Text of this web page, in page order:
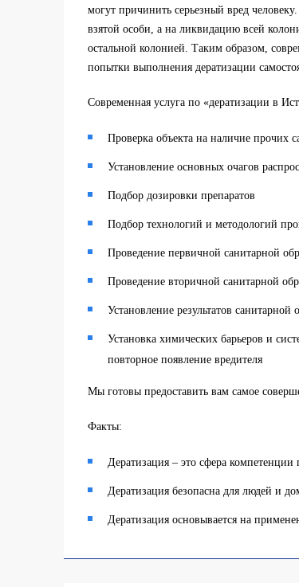
могут причинить серьезный вред
взятой особи, а на ликвидацию всей
остальной колонией. Таким образом,
попытки выполнения дератизации
Современная услуга по «дератизации в
Проверка объекта на наличие прочих
Установление основных очагов
Подбор дозировки препаратов
Подбор технологий и методологий
Проведение первичной санитарной
Проведение вторичной санитарной
Установление результатов санитарной
Установка химических барьеров и
повторное появление вредителя
Мы готовы предоставить вам самое
Факты:
Дератизация – это сфера
Дератизация безопасна для людей и
Дератизация основывается на